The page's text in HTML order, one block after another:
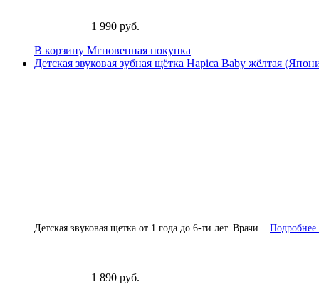
1 990 руб.
В корзину Мгновенная покупка
Детская звуковая зубная щётка Hapica Baby жёлтая
Детская звуковая щетка от 1 года до 6-ти лет. Врачи...
1 890 руб.